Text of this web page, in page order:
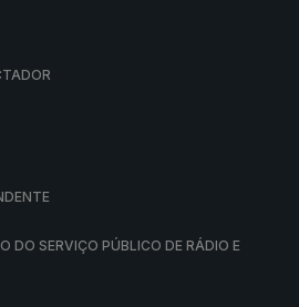
DO SERVIÇO PÚBLICO DE RÁDIO E